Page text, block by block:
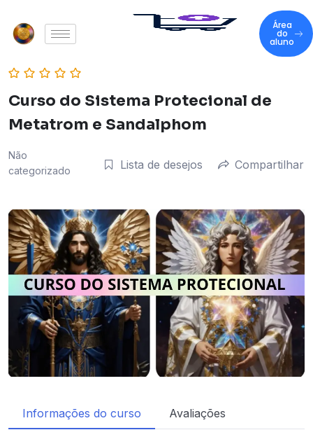
Área
do
aluno
Curso do Sistema Protecional de
Metatrom e Sandalphom
Não
categorizado
Lista de desejos Compartilhar
Informações do curso Avaliações